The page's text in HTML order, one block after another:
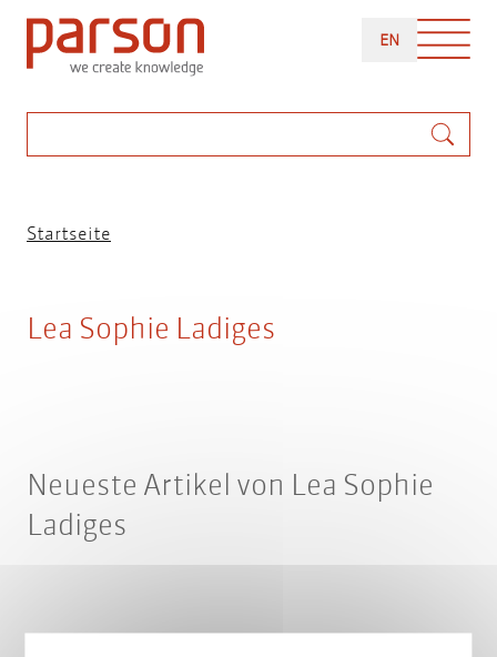
Direkt
zum
Inhalt
ENENGLISH
Pfadnavigation
Startseite
Lea Sophie Ladiges
Neueste Artikel von Lea Sophie
Ladiges